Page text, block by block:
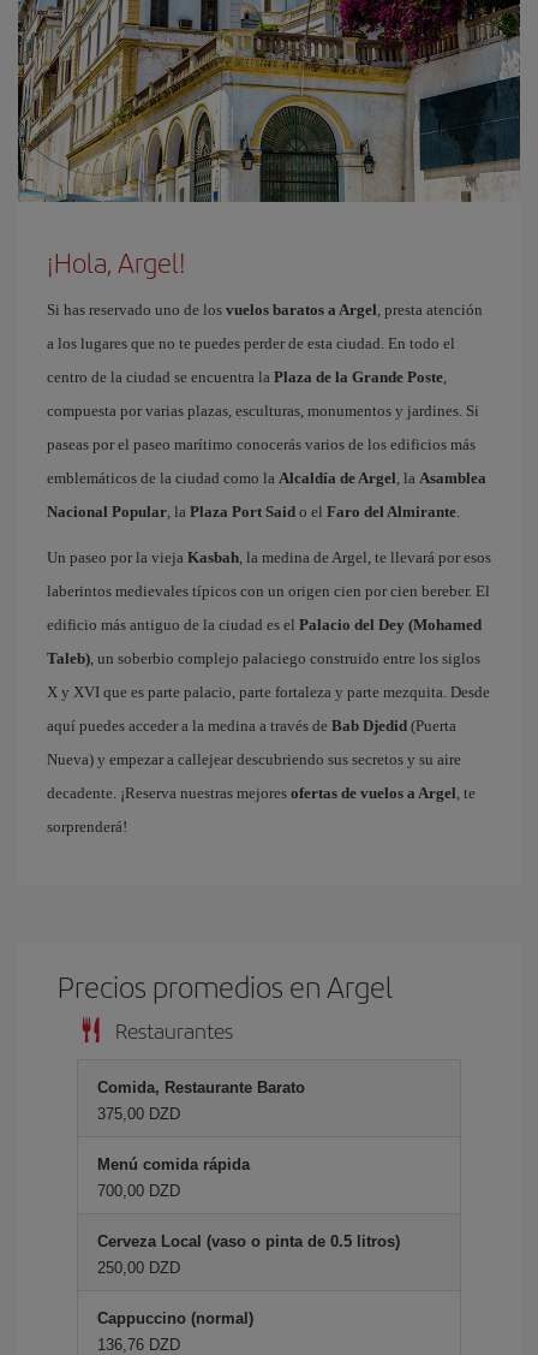
¡Hola, Argel!
Si has reservado uno de los vuelos baratos a Argel , presta atención
a los lugares que no te puedes perder de esta ciudad. En todo el
centro de la ciudad se encuentra la Plaza de la Grande Poste
compuesta por varias plazas, esculturas, monumentos y jardines. Si
paseas por el paseo marítimo conocerás varios de los edificios más
emblemáticos de la ciudad como la Alcaldía de Argel , la Asamblea
Nacional Popular , la Plaza Port Said o el Faro del Almirante
Un paseo por la vieja Kasbah , la medina de Argel, te llevará por esos
laberintos medievales típicos con un origen cien por cien bereber. El
edificio más antiguo de la ciudad es el Palacio del Dey (Mohamed
Taleb) , un soberbio complejo palaciego construido entre los siglos
X y XVI que es parte palacio, parte fortaleza y parte mezquita. Desde
aquí puedes acceder a la medina a través de Bab Djedid (Puerta
Nueva) y empezar a callejear descubriendo sus secretos y su aire
decadente. ¡Reserva nuestras mejores ofertas de vuelos a Argel , te
sorprenderá!
Precios promedios en Argel
Restaurantes
Comida, Restaurante Barato
375,00 DZD
Menú comida rápida
700,00 DZD
Cerveza Local (vaso o pinta de 0.5 litros)
250,00 DZD
Cappuccino (normal)
136,76 DZD